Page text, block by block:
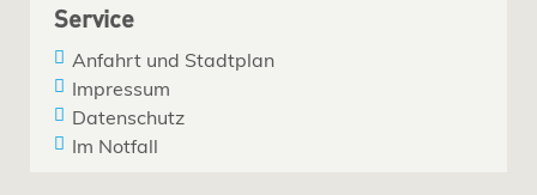
Service
Anfahrt und Stadtplan
Impressum
Datenschutz
Im Notfall